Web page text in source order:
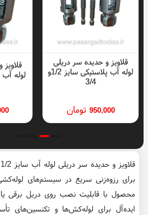
قلاویز و حدیده سر دریلی
لوله آب پلاستیکی سایز 1/2و
3/4
950,000 تومان
لوله آب
برای رزوه‌زنی سریع در سیستم‌های
محصول با قابلیت نصب روی دریل برقی یا
ایده‌آل برای لوله‌کش‌ها و تکنسین‌های